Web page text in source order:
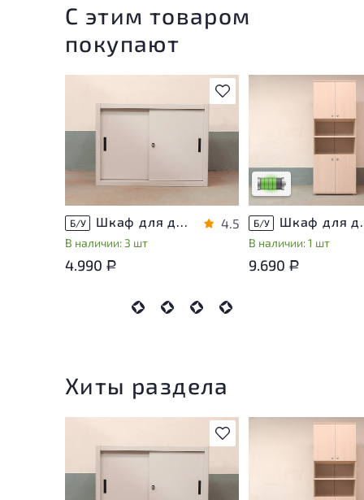
С этим товаром
покупают
В избранное
Б/У Шкаф для документов Металл
В наличии: 3 шт
4.5
4.990 Р
незначительные
эксплуатации, не
использования
Низкая степень
Б/У Шкаф для
В наличии: 1 шт
9.690 Р
Хиты раздела
В избранное
незначительные
эксплуатации, не